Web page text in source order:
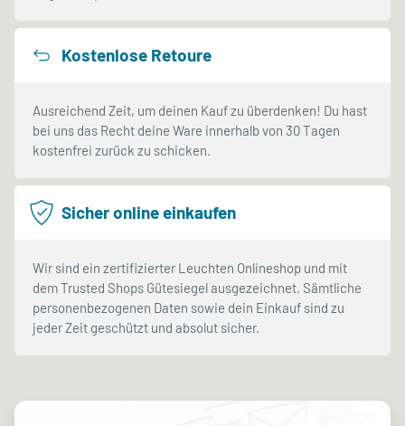
Kostenlose Retoure
Ausreichend Zeit, um deinen Kauf zu überdenken! Du hast
bei uns das Recht deine Ware innerhalb von 30 Tagen
kostenfrei zurück zu schicken.
Sicher online einkaufen
Wir sind ein zertifizierter Leuchten Onlineshop und mit
dem Trusted Shops Gütesiegel ausgezeichnet. Sämtliche
personenbezogenen Daten sowie dein Einkauf sind zu
jeder Zeit geschützt und absolut sicher.